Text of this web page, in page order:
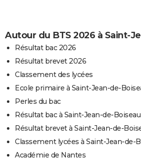
Autour du BTS 2026 à Saint-
Résultat bac 2026
Résultat brevet 2026
Classement des lycées
Ecole primaire à Saint-Jean-de-
Perles du bac
Résultat bac à Saint-Jean-de-Boiseau
Résultat brevet à Saint-Jean-de-
Classement lycées à Saint-Jean-de-
Académie de Nantes